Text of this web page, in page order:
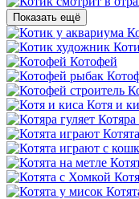
Показать ещё
Котофей
Котя и
Котяра